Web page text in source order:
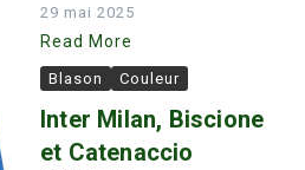
29 mai 2025
Read More
Blason Couleur
Inter Milan, Biscione
et Catenaccio